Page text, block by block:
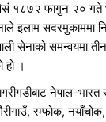
१८७२ फागुन २० गते
इलाम सदरमुकाममा
सेनाको समन्वयमा
हो ।
नेपाल–भारत
रम्फोक, नयाँचोक,